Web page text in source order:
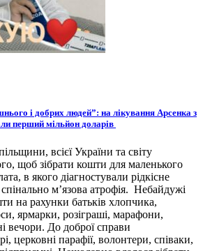
і добрих людей”: на лікування Арсенка з
перший мільйон доларів
всієї України та світу
щоб зібрати кошти для маленького
в якого діагностували рідкісне
м’язова атрофія. Небайдужі
на рахунки батьків хлопчика,
ярмарки, розіграші, марафони,
вечори. До доброї справи
церковні парафії, волонтери, співаки,